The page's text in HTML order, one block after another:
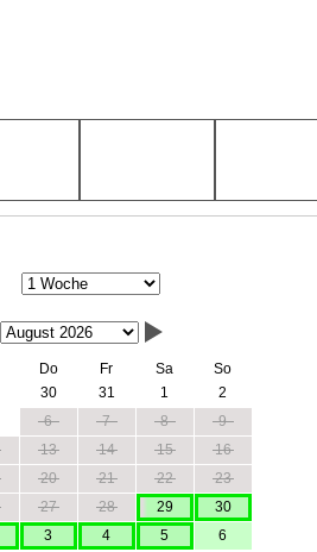
Do Fr Sa
So
30 31 1
2
6 7 8
9
13 14 15
16
20 21 22
23
27 28 29
30
3 4 5
6